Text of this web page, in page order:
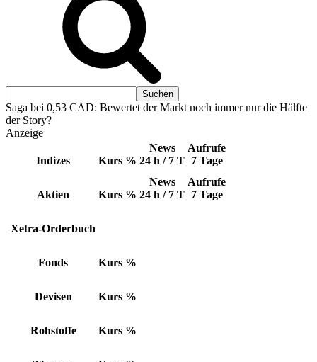
Saga bei 0,53 CAD: Bewertet der Markt noch immer nur die Hälfte
der Story?
Anzeige
Indizes Kurs %
News
24 h / 7 T
Aufrufe
7 Tage
Aktien Kurs %
News
24 h / 7 T
Aufrufe
7 Tage
Xetra-Orderbuch
Fonds Kurs %
Devisen Kurs %
Rohstoffe Kurs %